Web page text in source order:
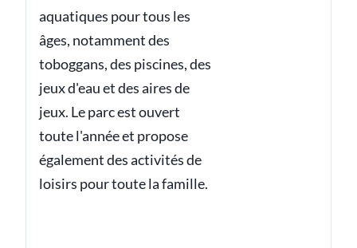
aquatiques pour tous les
âges, notamment des
toboggans, des piscines, des
jeux d'eau et des aires de
jeux. Le parc est ouvert
toute l'année et propose
également des activités de
loisirs pour toute la famille.